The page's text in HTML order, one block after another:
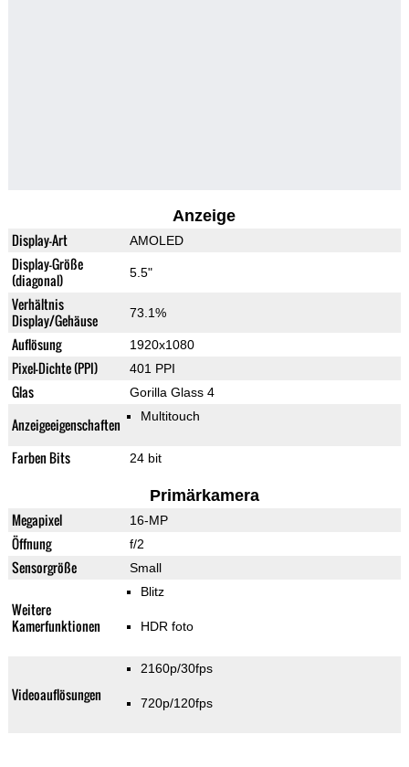
Anzeige
Display-Art AMOLED
Display-Größe
(diagonal)
5.5"
Verhältnis
Display/Gehäuse
73.1%
Auflösung 1920x1080
Pixel-Dichte (PPI) 401 PPI
Glas Gorilla Glass 4
Anzeigeeigenschaften Multitouch
Farben Bits 24 bit
Primärkamera
Megapixel 16-MP
Öffnung f/2
Sensorgröße Small
Weitere
Kamerfunktionen
Blitz
HDR foto
Videoauflösungen
2160p/30fps
720p/120fps